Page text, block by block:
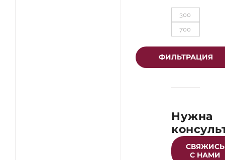
цена
цена
ФИЛЬТРАЦИЯ
Нужна
СВЯЖИСЬ
С НАМИ